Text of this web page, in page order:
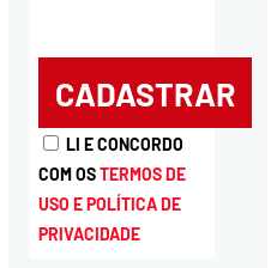
LI E CONCORDO
COM OSTERMOS DE
USO E POLÍTICA DE
PRIVACIDADE